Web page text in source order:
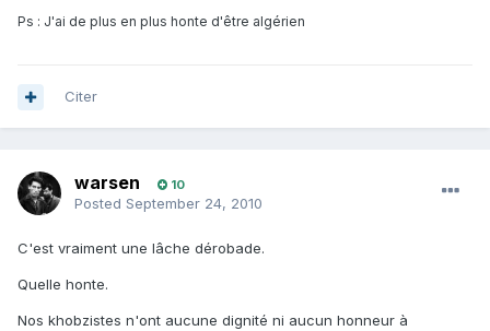
Ps : J'ai de plus en plus honte d'être algérien
Citer
warsen 10
Posted September 24, 2010
C'est vraiment une lâche dérobade.
Quelle honte.
Nos khobzistes n'ont aucune dignité ni aucun honneur à